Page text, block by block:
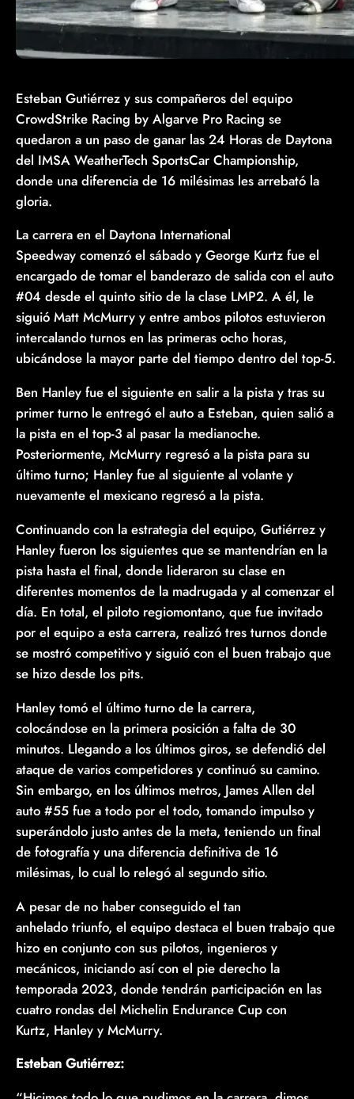
Esteban Gutiérrez y sus compañeros del equipo
CrowdStrike Racing by Algarve Pro Racing se
quedaron a un paso de ganar las 24 Horas de Daytona
del IMSA WeatherTech SportsCar Championship,
donde una diferencia de 16 milésimas les arrebató la
gloria.
La carrera en el Daytona International
Speedway comenzó el sábado y George Kurtz fue el
encargado de tomar el banderazo de salida con el auto
#04 desde el quinto sitio de la clase LMP2. A él, le
siguió Matt McMurry y entre ambos pilotos estuvieron
intercalando turnos en las primeras ocho horas,
ubicándose la mayor parte del tiempo dentro del top-5.
Ben Hanley fue el siguiente en salir a la pista y tras su
primer turno le entregó el auto a Esteban, quien salió a
la pista en el top-3 al pasar la medianoche.
Posteriormente, McMurry regresó a la pista para su
último turno; Hanley fue al siguiente al volante y
nuevamente el mexicano regresó a la pista.
Continuando con la estrategia del equipo, Gutiérrez y
Hanley fueron los siguientes que se mantendrían en la
pista hasta el final, donde lideraron su clase en
diferentes momentos de la madrugada y al comenzar el
día. En total, el piloto regiomontano, que fue invitado
por el equipo a esta carrera, realizó tres turnos donde
se mostró competitivo y siguió con el buen trabajo que
se hizo desde los pits.
Hanley tomó el último turno de la carrera,
colocándose en la primera posición a falta de 30
minutos. Llegando a los últimos giros, se defendió del
ataque de varios competidores y continuó su camino.
Sin embargo, en los últimos metros, James Allen del
auto #55 fue a todo por el todo, tomando impulso y
superándolo justo antes de la meta, teniendo un final
de fotografía y una diferencia definitiva de 16
milésimas, lo cual lo relegó al segundo sitio.
A pesar de no haber conseguido el tan
anhelado triunfo, el equipo destaca el buen trabajo que
hizo en conjunto con sus pilotos, ingenieros y
mecánicos, iniciando así con el pie derecho la
temporada 2023, donde tendrán participación en las
cuatro rondas del Michelin Endurance Cup con
Kurtz, Hanley y McMurry.
Esteban Gutiérrez: